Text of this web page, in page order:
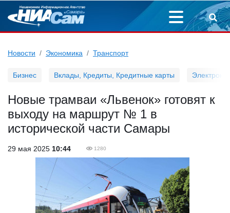
Новости Экономика Транспорт
Бизнес Вклады, Кредиты, Кредитные карты
Новые трамваи «Львенок» готовят к
выходу на маршрут № 1 в
исторической части Самары
29 мая 2025 10:44 1280